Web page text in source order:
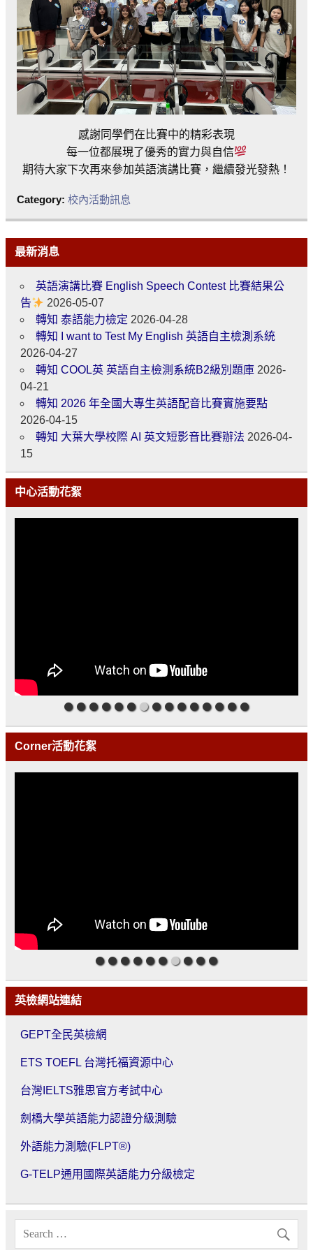
感謝同學們在比賽中的精彩表現
每一位都展現了優秀的實力與自信
期待大家下次再來參加英語演講比賽，繼續發光發熱！
Category: 校內活動訊息
最新消息
英語演講比賽 English Speech Contest 比賽結果公
告
2026-05-07
轉知 泰語能力檢定 2026-04-28
轉知 I want to Test My English 英語自主檢測系統
2026-04-27
轉知 COOL英 英語自主檢測系統B2級別題庫 2026-
04-21
轉知 2026 年全國大專生英語配音比賽實施要點
2026-04-15
轉知 大葉大學校際 AI 英文短影音比賽辦法 2026-04-
15
中心活動花絮
Corner活動花絮
英檢網站連結
GEPT全民英檢網
ETS TOEFL 台灣托福資源中心
台灣IELTS雅思官方考試中心
劍橋大學英語能力認證分級測驗
外語能力測驗(FLPT®)
G-TELP通用國際英語能力分級檢定